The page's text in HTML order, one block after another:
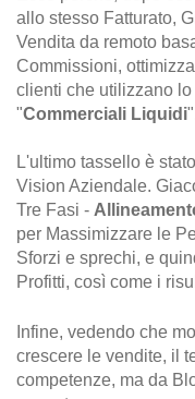
allo stesso Fatturato,
Vendita da remoto
Commissioni,
clienti che utilizzano
"Commerciali Liquidi
L'ultimo tassello è
Vision Aziendale.
Tre Fasi -
per Massimizzare le
Sforzi e sprechi, e
Profitti, così come i
Infine, vedendo che
crescere le vendite, il
competenze, ma da